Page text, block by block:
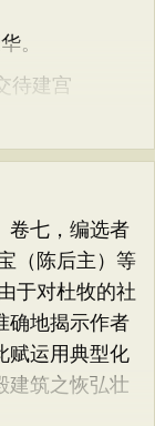
。
待建宫
七，编选者
（陈后主）等
于对杜牧的社
确地揭示作者
赋运用典型化
建筑之恢弘壮